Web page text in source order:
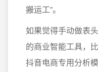
搬运工”。
如果觉得手动做表
的商业智能工具，
抖音电商专用分析